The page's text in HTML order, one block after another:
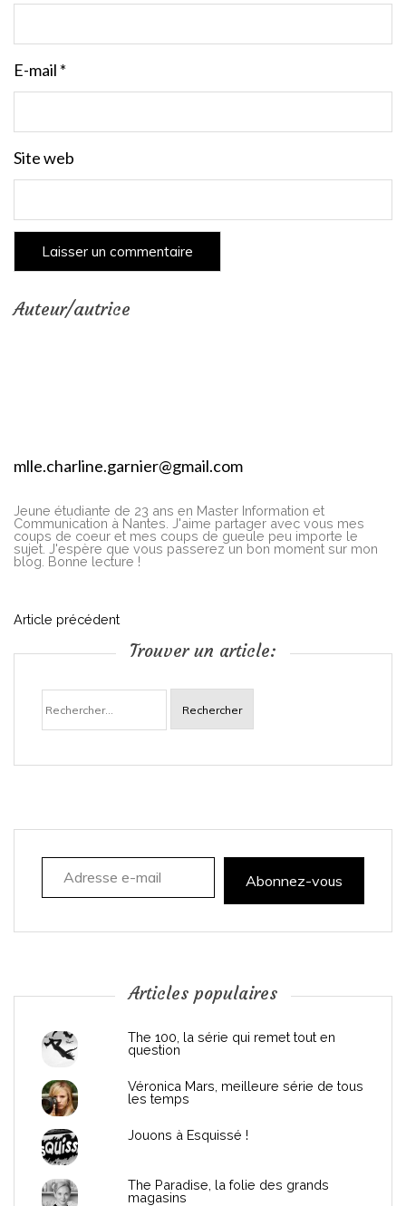
E-mail *
Site web
Auteur/autrice
mlle.charline.garnier@gmail.com
Jeune étudiante de 23 ans en Master Information et
Communication à Nantes. J'aime partager avec vous mes
coups de coeur et mes coups de gueule peu importe le
sujet. J'espère que vous passerez un bon moment sur mon
blog. Bonne lecture !
N
i
a
n
Article précédent
Trouver un article:
Rechercher :
Adresse e-mail
Abonnez-vous
Articles populaires
The 100, la série qui remet tout en
question
Véronica Mars, meilleure série de tous
les temps
Jouons à Esquissé !
The Paradise, la folie des grands
magasins